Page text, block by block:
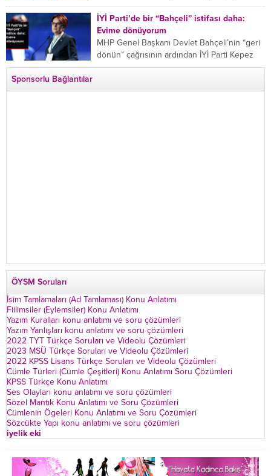
cani, babasını vücudunun çeşitli yerlerinden
bıçaklayarak öldürdü. Adana’da bir...
İYİ Parti’de bir “Bahçeli” istifası daha:
Evime dönüyorum
MHP Genel Başkanı Devlet Bahçeli’nin “geri
dönün” çağrısının ardından İYİ Parti Kepez
İlçe Başkan Yardımcısı Özgür Avcı “Evime
Sponsorlu Bağlantılar
ÖYSM Soruları
İsim Tamlamaları (Ad Tamlaması) Konu Anlatımı
Fiilimsiler (Eylemsiler) Konu Anlatımı
Yazım Kuralları konu anlatımı ve soru çözümleri
Yazım Yanlışları konu anlatımı ve soru çözümleri
2022 TYT Türkçe Soruları ve Videolu Çözümleri
2023 MSÜ Türkçe Soruları ve Videolu Çözümleri
2022 KPSS Lisans Türkçe Soruları ve Videolu Çözümleri
Cümle Türleri (Cümle Çeşitleri) Konu Anlatımı Soru Çözümleri
KPSS Türkçe Konu Anlatımı
Ses Olayları konu anlatımı ve soru çözümleri
Sözel Mantık Konu Anlatımı ve Soru Çözümleri
Cümlenin Ögeleri Konu Anlatımı ve Soru Çözümleri
Sözcükte Yapı konu anlatımı ve soru çözümleri
iyelik eki